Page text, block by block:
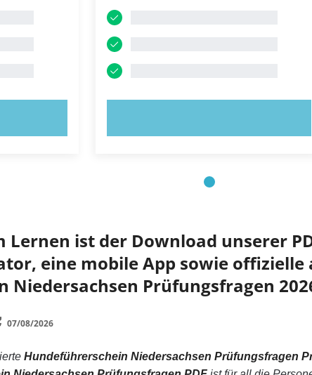
Lernen ist der Download unserer
eine mobile App sowie
Niedersachsen Prüfungsfragen
07/08/2026
Hundeführerschein Niedersachsen Prüfungsfragen